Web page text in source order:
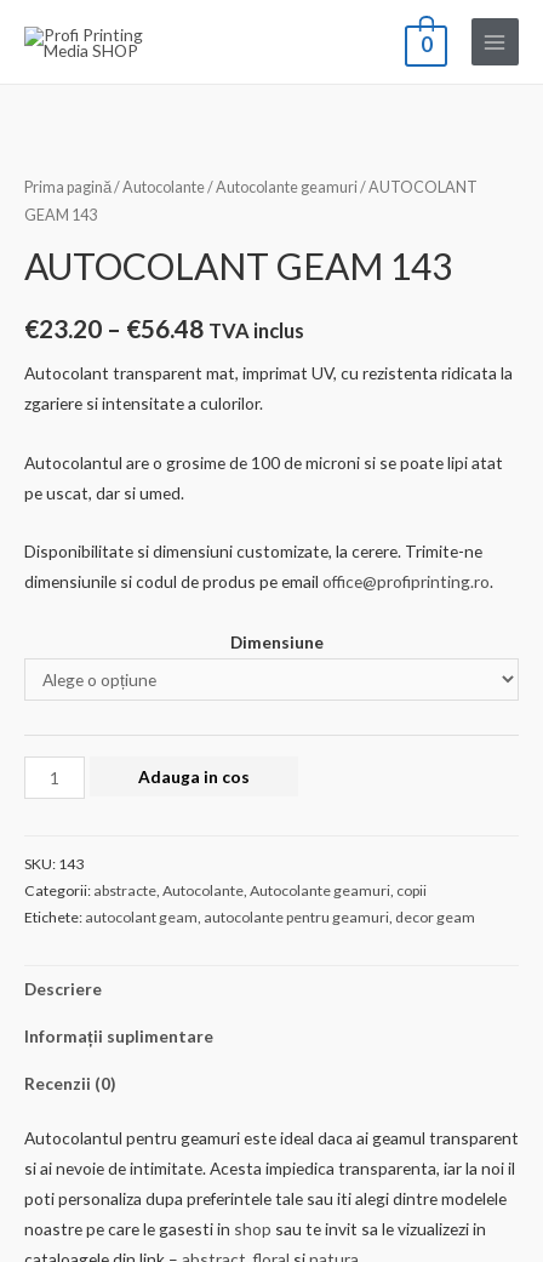
0
Main
Prima pagină/Autocolante/Autocolante geamuri/ AUTOCOLANT
GEAM 143
AUTOCOLANT GEAM 143
€23.20 – €56.48Interval
de
€23.20
la
TVA inclus
Autocolant transparent mat, imprimat UV, cu rezistenta ridicata la
zgariere si intensitate a culorilor.
Autocolantul are o grosime de 100 de microni si se poate lipi atat
pe uscat, dar si umed.
Disponibilitate si dimensiuni customizate, la cerere. Trimite-ne
dimensiunile si codul de produs pe email office@profiprinting.ro.
Dimensiune
Cantitate
AUTOCOLANT
143
Adauga in cos
SKU: 143
Categorii: abstracte, Autocolante, Autocolante geamuri, copii
Etichete: autocolant geam, autocolante pentru geamuri, decor geam
Descriere
Informații suplimentare
Recenzii (0)
Autocolantul pentru geamuri este ideal daca ai geamul transparent
si ai nevoie de intimitate. Acesta impiedica transparenta, iar la noi il
poti personaliza dupa preferintele tale sau iti alegi dintre modelele
noastre pe care le gasesti in shop sau te invit sa le vizualizezi in